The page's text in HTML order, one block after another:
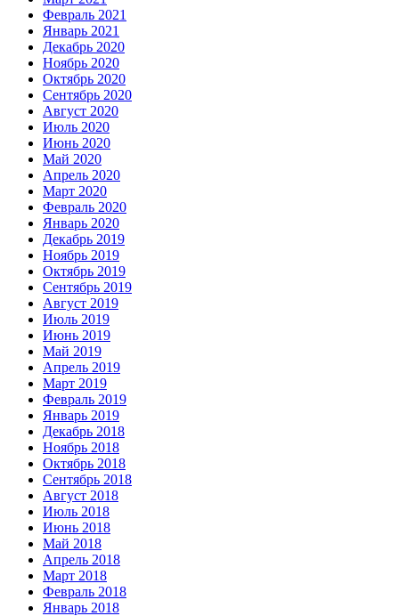
Февраль 2021
Январь 2021
Декабрь 2020
Ноябрь 2020
Октябрь 2020
Сентябрь 2020
Август 2020
Июль 2020
Июнь 2020
Май 2020
Апрель 2020
Март 2020
Февраль 2020
Январь 2020
Декабрь 2019
Ноябрь 2019
Октябрь 2019
Сентябрь 2019
Август 2019
Июль 2019
Июнь 2019
Май 2019
Апрель 2019
Март 2019
Февраль 2019
Январь 2019
Декабрь 2018
Ноябрь 2018
Октябрь 2018
Сентябрь 2018
Август 2018
Июль 2018
Июнь 2018
Май 2018
Апрель 2018
Март 2018
Февраль 2018
Январь 2018